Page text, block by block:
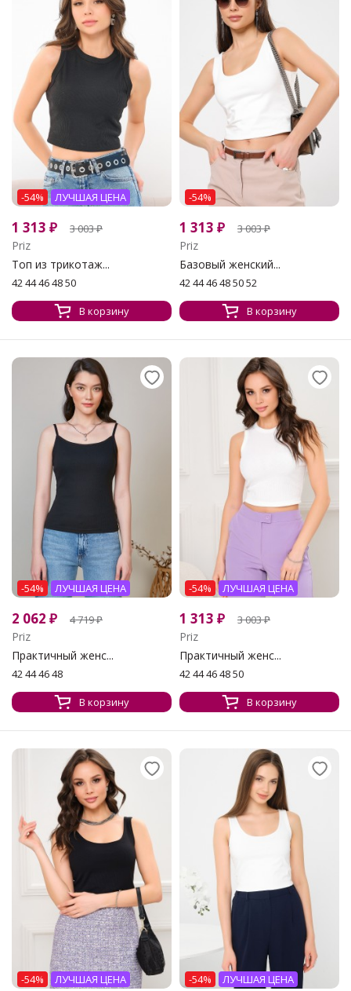
-54% ЛУЧШАЯ ЦЕНА
1 313 ₽ 3 003₽
Priz
Топ из трикотаж...
42 44 46 48 50
В корзину
-54%
1 313 ₽ 3 003₽
Priz
Базовый женский...
42 44 46 48 50 52
В корзину
-54% ЛУЧШАЯ ЦЕНА
2 062 ₽ 4 719₽
Priz
Практичный женс...
42 44 46 48
В корзину
-54% ЛУЧШАЯ ЦЕНА
1 313 ₽ 3 003₽
Priz
Практичный женс...
42 44 46 48 50
В корзину
-54% ЛУЧШАЯ ЦЕНА -54% ЛУЧШАЯ ЦЕНА